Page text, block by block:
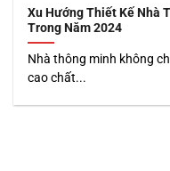
Xu Hướng Thiết Kế Nhà
Trong Năm 2024
Nhà thông minh không
cao chất...